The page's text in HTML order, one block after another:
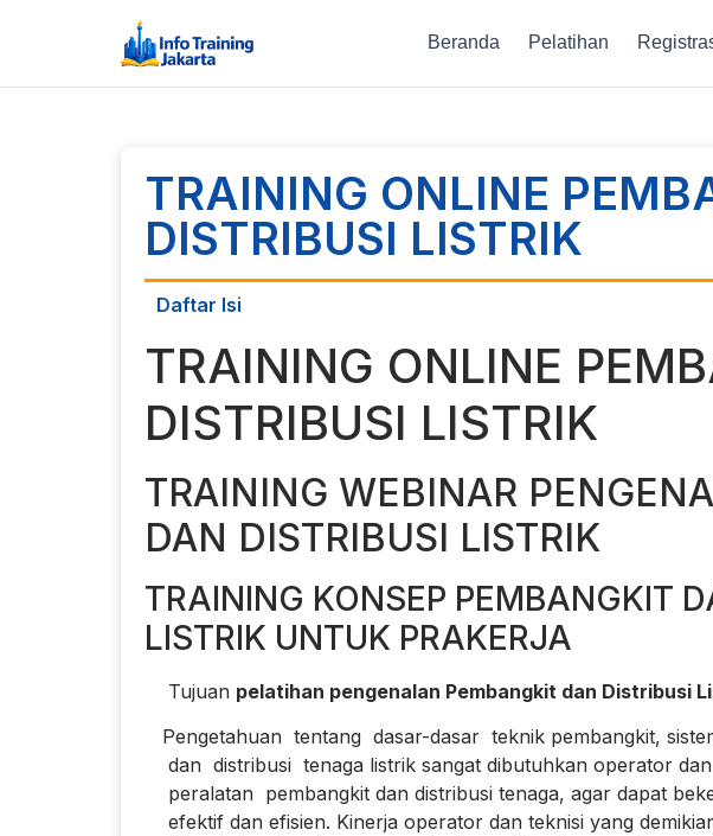
Beranda Pelatihan
TRAINING ONLINE
DISTRIBUSI LISTRIK
Daftar Isi
TRAINING ONLINE
DISTRIBUSI LISTRIK
TRAINING WEBINAR
DAN DISTRIBUSI LISTRIK
TRAINING KONSEP PEMBANGKIT
LISTRIK UNTUK PRAKERJA
Tujuan pelatihan pengenalan Pembangkit dan Distribusi
Pengetahuan tentang dasar-dasar teknik pembangkit,
dan distribusi tenaga listrik sangat dibutuhkan operator
peralatan pembangkit dan distribusi tenaga, agar dapat
efektif dan efisien. Kinerja operator dan teknisi yang